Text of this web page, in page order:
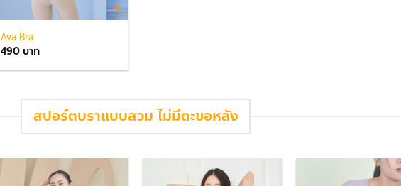
Ava Bra
490
สปอร์ตบราแบบสวม ไม่มีตะขอหลัง